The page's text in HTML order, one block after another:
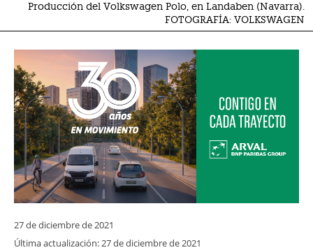
Producción del Volkswagen Polo, en Landaben (Navarra).
FOTOGRAFÍA: VOLKSWAGEN
27 de diciembre de 2021
Última actualización:27 de diciembre de 2021